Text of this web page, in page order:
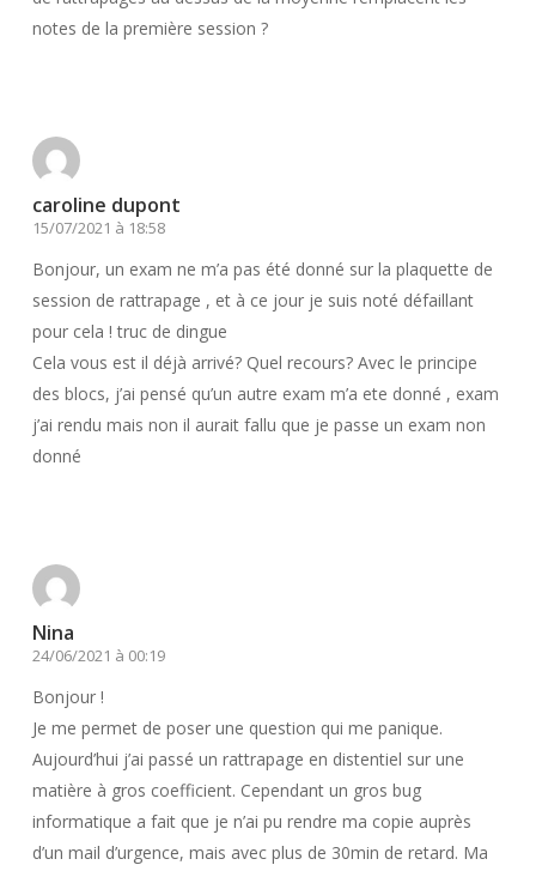
notes de la première session ?
caroline dupont
15/07/2021 à 18:58
Bonjour, un exam ne m’a pas été donné sur la plaquette de
session de rattrapage , et à ce jour je suis noté défaillant
pour cela ! truc de dingue
Cela vous est il déjà arrivé? Quel recours? Avec le principe
des blocs, j’ai pensé qu’un autre exam m’a ete donné , exam
j’ai rendu mais non il aurait fallu que je passe un exam non
donné
Nina
24/06/2021 à 00:19
Bonjour !
Je me permet de poser une question qui me panique.
Aujourd’hui j’ai passé un rattrapage en distentiel sur une
matière à gros coefficient. Cependant un gros bug
informatique a fait que je n’ai pu rendre ma copie auprès
d’un mail d’urgence, mais avec plus de 30min de retard. Ma